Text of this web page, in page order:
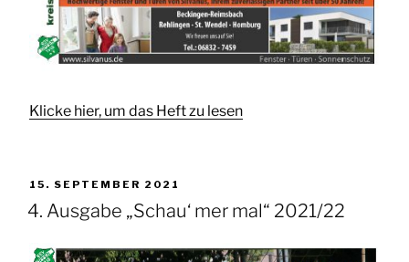
Klicke hier, um das Heft zu lesen
VERÖFFENTLICHT
AM
15. SEPTEMBER 2021
4. Ausgabe „Schau‘ mer mal“ 2021/22